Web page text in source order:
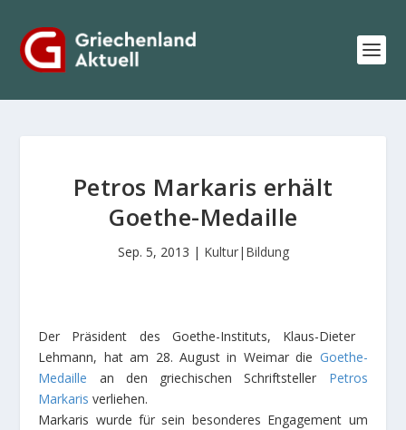
Petros Markaris erhält
Goethe-Medaille
Sep. 5, 2013 | Kultur|Bildung
Der Präsident des Goethe-Instituts, Klaus-Dieter
Lehmann, hat am 28. August in Weimar die Goethe-
Medaille an den griechischen Schriftsteller Petros
Markarisverliehen.
Markaris wurde für sein besonderes Engagement um